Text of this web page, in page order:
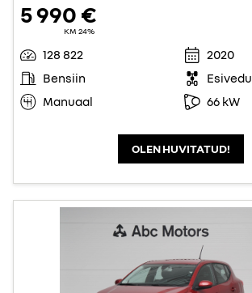
5 990 €
KM 24%
128 822
2020
Bensiin
Esivedu
Manuaal
66 kW
OLEN HUVITATUD!